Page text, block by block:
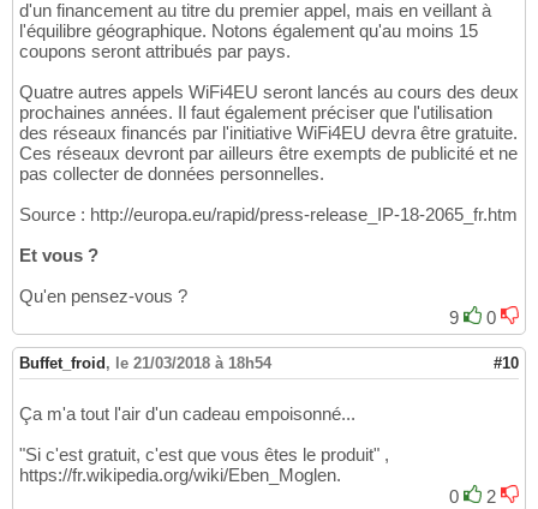
d'un financement au titre du premier appel, mais en veillant à
l'équilibre géographique. Notons également qu'au moins 15
coupons seront attribués par pays.
Quatre autres appels WiFi4EU seront lancés au cours des deux
prochaines années. Il faut également préciser que l'utilisation
des réseaux financés par l'initiative WiFi4EU devra être gratuite.
Ces réseaux devront par ailleurs être exempts de publicité et ne
pas collecter de données personnelles.
Source : http://europa.eu/rapid/press-release_IP-18-2065_fr.htm
Et vous ?
Qu'en pensez-vous ?
9
0
Buffet_froid , le 21/03/2018 à 18h54 #10
Ça m'a tout l'air d'un cadeau empoisonné...
"Si c'est gratuit, c'est que vous êtes le produit" ,
https://fr.wikipedia.org/wiki/Eben_Moglen.
0
2